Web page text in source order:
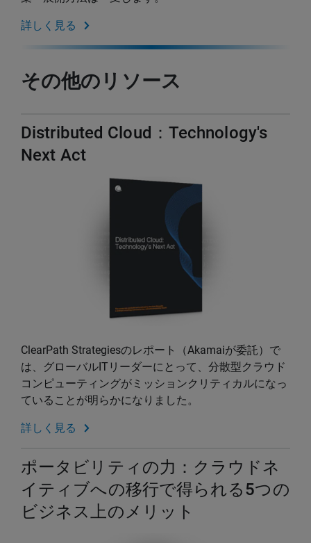
詳しく見る
その他のリソース
Distributed Cloud：Technology's
Next Act
ClearPath Strategiesのレポート（Akamaiが委託）で
は、グローバルITリーダーにとって、分散型クラウド
コンピューティングがミッションクリティカルになっ
ていることが明らかになりました。
詳しく見る
ポータビリティの力：クラウドネ
イティブへの移行で得られる5つの
ビジネス上のメリット